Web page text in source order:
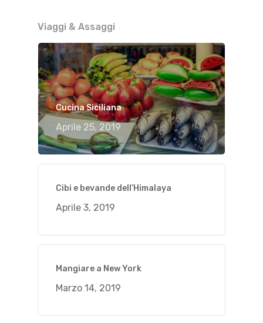
Viaggi & Assaggi
Cucina Siciliana
Aprile 25, 2019
Cibi e bevande dell’Himalaya
Aprile 3, 2019
Mangiare a New York
Marzo 14, 2019